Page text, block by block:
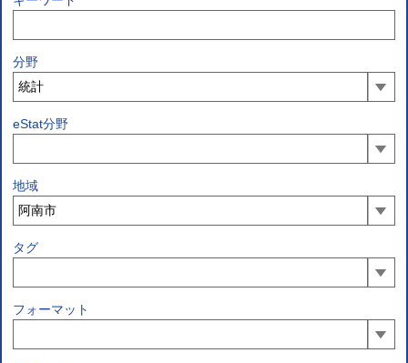
分野
eStat分野
地域
タグ
フォーマット